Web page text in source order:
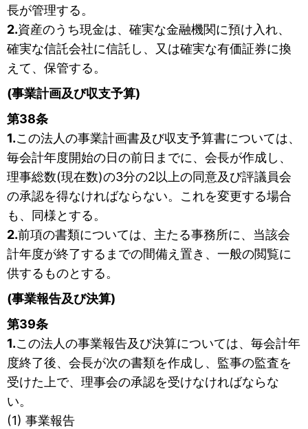
長が管理する。
2.資産のうち現金は、確実な金融機関に預け入れ、
確実な信託会社に信託し、又は確実な有価証券に換
えて、保管する。
(事業計画及び収支予算)
第38条
1.この法人の事業計画書及び収支予算書については、
毎会計年度開始の日の前日までに、会長が作成し、
理事総数(現在数)の3分の2以上の同意及び評議員会
の承認を得なければならない。これを変更する場合
も、同様とする。
2.前項の書類については、主たる事務所に、当該会
計年度が終了するまでの間備え置き、一般の閲覧に
供するものとする。
(事業報告及び決算)
第39条
1.この法人の事業報告及び決算については、毎会計年
度終了後、会長が次の書類を作成し、監事の監査を
受けた上で、理事会の承認を受けなければならな
い。
(1) 事業報告